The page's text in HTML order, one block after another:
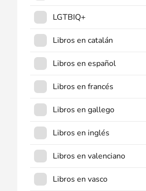
LGTBIQ+
Libros en catalán
Libros en español
Libros en francés
Libros en gallego
Libros en inglés
Libros en valenciano
Libros en vasco